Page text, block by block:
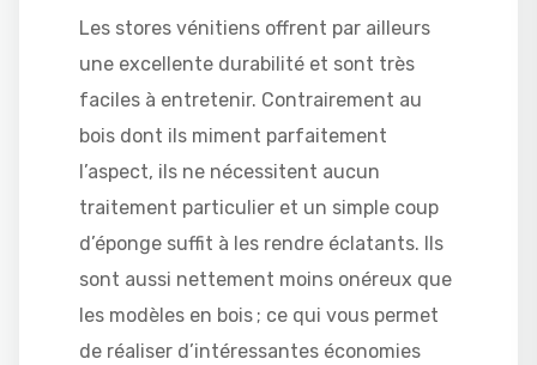
Les stores vénitiens offrent par ailleurs
une excellente durabilité et sont très
faciles à entretenir. Contrairement au
bois dont ils miment parfaitement
l’aspect, ils ne nécessitent aucun
traitement particulier et un simple coup
d’éponge suffit à les rendre éclatants. Ils
sont aussi nettement moins onéreux que
les modèles en bois ; ce qui vous permet
de réaliser d’intéressantes économies